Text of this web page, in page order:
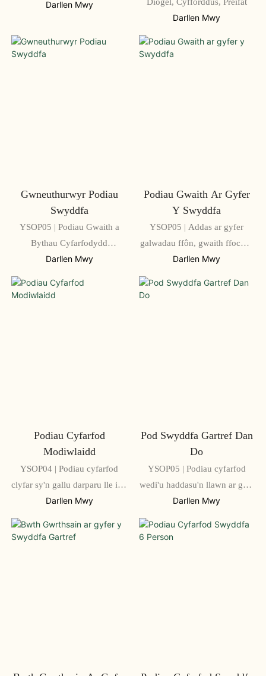
ffocws ac agoredrwydd
Darllen Mwy
Modern
Darllen Mwy
Gwneuthurwyr Podiau
Swyddfa
YSOP05 | Podiau Gwaith a
Bythau Cyfarfodydd
Gwrthsain wedi'u Haddasu
Darllen Mwy
Podiau Gwaith Ar Gyfer
Y Swyddfa
YSOP05 | Addas ar gyfer
galwadau ffôn, gwaith ffocws,
a chyfarfodydd
Darllen Mwy
Podiau Cyfarfod
Modiwlaidd
YSOP04 | Podiau cyfarfod
clyfar sy'n gallu darparu lle i 1-
4 o bobl
Darllen Mwy
Pod Swyddfa Gartref Dan
Do
YSOP05 | Podiau cyfarfod
wedi'u haddasu'n llawn ar gael
ar gyfer defnyddwyr sengl i
Darllen Mwy